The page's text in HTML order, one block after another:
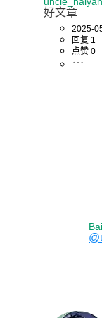
好文章
2025-
回复 1
点赞 0